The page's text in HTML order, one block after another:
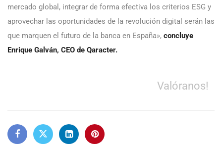
mercado global, integrar de forma efectiva los criterios ESG y
aprovechar las oportunidades de la revolución digital serán las
que marquen el futuro de la banca en España», concluye
Enrique Galván, CEO de Qaracter.
Valóranos!